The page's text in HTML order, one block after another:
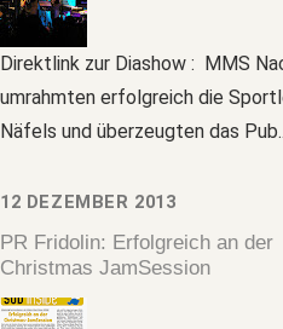
Direktlink zur Diashow : MMS
umrahmten erfolgreich die
Näfels und überzeugten das
12 DEZEMBER 2013
PR Fridolin: Erfolgreich an der
Christmas JamSession